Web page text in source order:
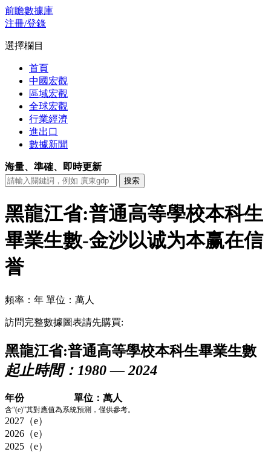
前瞻數據庫
注冊/登錄
選擇欄目
首頁
中國宏觀
區域宏觀
全球宏觀
行業經濟
進出口
數據新聞
海量、準確、即時更新
黑龍江省:普通高等學校本科生
畢業生數-金沙以诚为本赢在信
誉
頻率：年 單位：萬人
訪問完整數據圖表請先購買:
黑龍江省:普通高等學校本科生畢業生數
起止時間：1980 — 2024
年份 單位：萬人
含“(e)”其對應值為系統預測，僅供參考。
2027（e）
2026（e）
2025（e）